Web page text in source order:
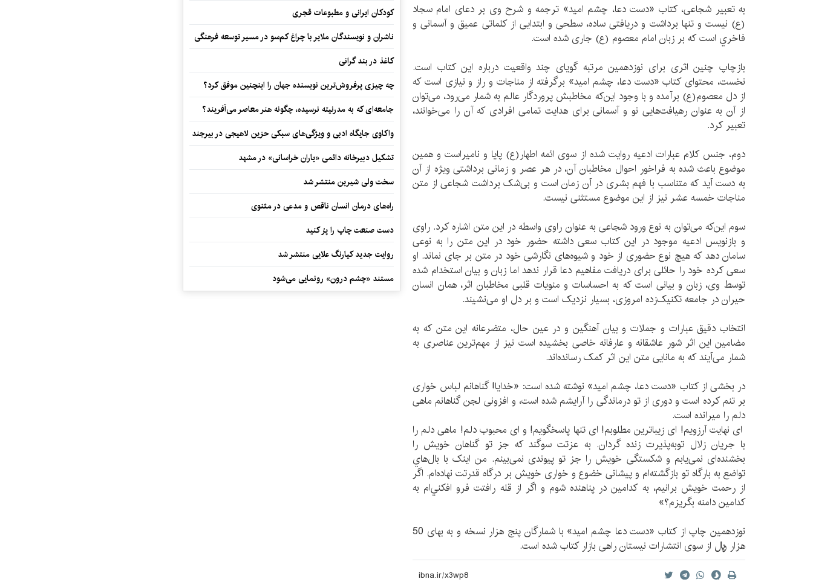
به تعبیر شجاعی، کتاب «دست دعا، چشم امید» ترجمه و شرح وی بر دعای امام سجاد
(ع) نیست و تنها برداشت و دریافتی ساده، سطحی و ابتدایی از کلماتی عمیق و آسمانی و
فاخري است که بر زبان امام معصوم (ع) جاری شده است.
بازچاپ چنین اثری برای نوزدهمین مرتبه گویای چند واقعیت درباره این کتاب است.
نخست، محتوای کتاب «دست دعا، چشم امید» برگرفته از مناجات و راز و نیازی است که
از دل معصوم(ع) برآمده و با وجود این‌که مخاطبش پروردگار عالم به شمار می‌رود، می‌توان
از آن به عنوان رهیافت‌هایی نو و آسمانی برای هدایت تمامی افرادی که آن را می‌خوانند،
تعبیر کرد.
دوم، جنس کلام عبارات ادعیه روایت شده از سوی ائمه اطهار(ع) پایا و نامیراست و همین
موضوع باعث شده به فراخور احوال مخاطبان آن، در هر عصر و زمانی برداشتی ویژه از آن
به دست آید که متناسب با فهم بشری در آن زمان است و بی‌شک برداشت شجاعی از متن
مناجات خمسه عشر نیز از این موضوع مستثنی نیست.
سوم این‌که می‌توان به نوع ورود شجاعی به عنوان راوی واسطه در این متن اشاره کرد. راوی
و بازنویس ادعیه موجود در این کتاب سعی داشته حضور خود در این متن را به نوعی
سامان دهد که هیچ نوع حضوری از خود و شیوه‌های نگارشی خود در متن بر جای نماند. او
سعی کرده خود را حائلی برای دریافت مفاهیم دعا قرار ندهد اما زبان و بیان استخدام شده
توسط وی، زبان و بیانی است که به احساسات و منویات قلبی مخاطبان اثر، همان انسان
حیران در جامعه تکنیک‌زده امروزی، بسیار نزدیک است و بر دل او می‌نشیند.
انتخاب دقیق عبارات و جملات و بیان آهنگین و در عین حال، متضرعانه این متن که به
مضامین این اثر شور عاشقانه و عارفانه خاصی بخشیده است نیز از مهم‌ترین عناصری به
شمار می‌آیند که به مانایی متن این اثر کمک رسانده‌اند.
در بخشی از کتاب «دست دعا، چشم امید» نوشته شده است: «خدایا! گناهانم لباس خواری
بر تنم کرده است و دوری از تو درماندگی را آرایشم شده است، و افزونی لجن گناهانم ماهی
دلم را میرانده است.
ای نهایت آرزویم! ای زیباترین مطلوبم! ای تنها پاسخگویم! و ای محبوب دلم! ماهی دلم را
با جریان زلال توبه‌پذیرت زنده گردان. به عزتت سوگند که جز تو گناهان خویش را
بخشنده‌ای نمی‌یابم و شکستگی خویش را جز تو پیوندی نمی‌بینم. من اینک با بال‌هاي
تواضع به بارگاه تو بازگشته‌ام و پیشانی خضوع و خواری خویش بر درگاه قدرتت نهاده‌ام. اگر
از رحمت خویش برانیم، به کدامین در پناهنده شوم و اگر از قله رافتت فرو افکني‌ام به
کدامین دامنه بگریزم؟»
نوزدهمین چاپ از کتاب «دست دعا چشم امید» با شمارگان پنج هزار نسخه و به بهای 50
هزار ريال از سوی انتشارات نیستان راهی بازار کتاب شده است.
کودکان ایرانی و مطبوعات قجری
ناشران و نویسندگان ملایر با چراغ کم‌سو در مسیر توسعه فرهنگی
کاغذ در بند گرانی
چه چیزی پرفروش‌ترین نویسنده جهان را اینچنین موفق کرد؟
جامعه‌ای که به مدرنیته نرسیده، چگونه هنر معاصر می‌آفریند؟
واکاوی جایگاه ادبی و ویژگی‌های سبکی حزین لاهیجی در بیرجند
تشکیل دبیرخانه دائمی «یاران خراسانی» در مشهد
سخت ولی شیرین منتشر شد
راه‌های درمان انسان ناقص و مدعی در مثنوی
دست صنعت چاپ را پرُ کنید
روایت جدید کیارنگ علایی منتشر شد
مستند «چشم درون» رونمایی می‌شود